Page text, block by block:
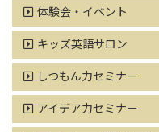
体験会・イベント
キッズ英語サロン
しつもん力セミナー
アイデア力セミナー